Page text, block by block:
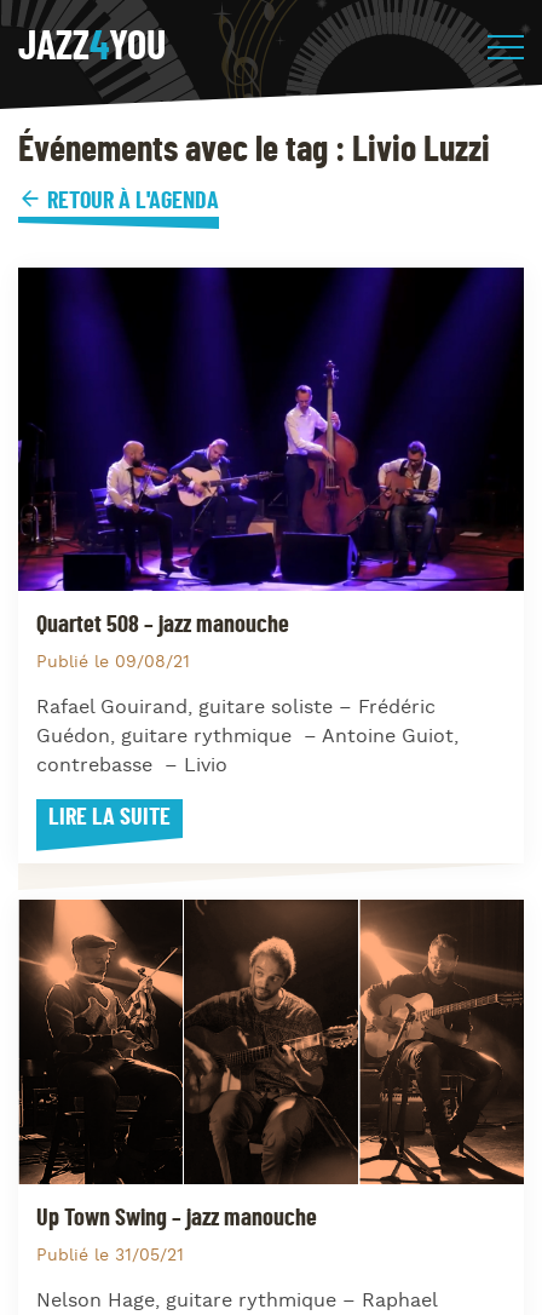
JAZZ4YOU
Événements avec le tag : Livio Luzzi
RETOUR À L'AGENDA
Quartet 508 – jazz manouche
Publié le 09/08/21
Rafael Gouirand, guitare soliste – Frédéric
Guédon, guitare rythmique – Antoine Guiot,
contrebasse – Livio
LIRE LA SUITE
Up Town Swing – jazz manouche
Publié le 31/05/21
Nelson Hage, guitare rythmique – Raphael